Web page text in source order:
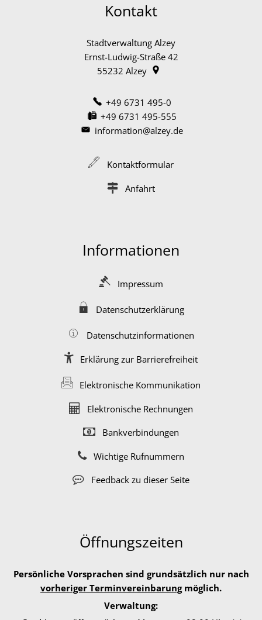
Kontakt
Stadtverwaltung Alzey
Ernst-Ludwig-Straße 42
55232 Alzey
+49 6731 495-0
+49 6731 495-555
information@alzey.de
Kontaktformular
Anfahrt
Informationen
Impressum
Datenschutzerklärung
Datenschutzinformationen
Erklärung zur Barrierefreiheit
Elektronische Kommunikation
Elektronische Rechnungen
Bankverbindungen
Wichtige Rufnummern
Feedback zu dieser Seite
Öffnungszeiten
Persönliche Vorsprachen sind grundsätzlich nur nach
vorheriger Terminvereinbarungmöglich.
Verwaltung: